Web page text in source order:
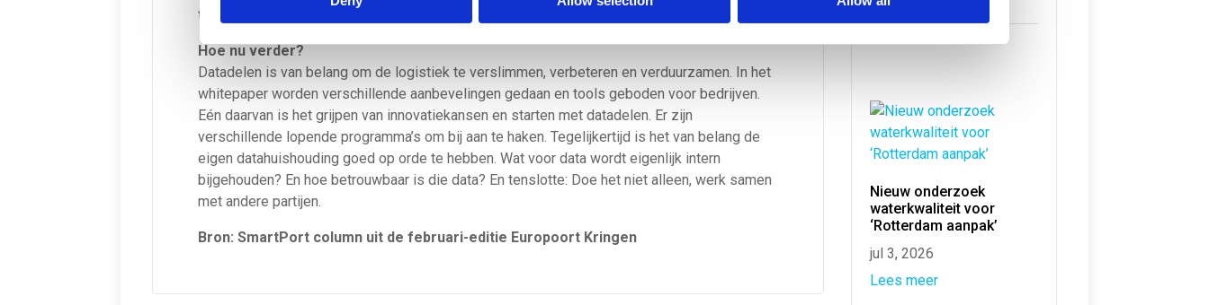
terugkomt. Data is macht en potentieel geld waard.
Hoe nu verder?
Datadelen is van belang om de logistiek te verslimmen, verbeteren en verduurzamen. In het
whitepaper worden verschillende aanbevelingen gedaan en tools geboden voor bedrijven.
Eén daarvan is het grijpen van innovatiekansen en starten met datadelen. Er zijn
verschillende lopende programma’s om bij aan te haken. Tegelijkertijd is het van belang de
eigen datahuishouding goed op orde te hebben. Wat voor data wordt eigenlijk intern
bijgehouden? En hoe betrouwbaar is die data? En tenslotte: Doe het niet alleen, werk samen
met andere partijen.
Bron: SmartPort column uit de februari-editie Europoort Kringen
Nieuw onderzoek
waterkwaliteit voor
‘Rotterdam aanpak’
jul 3, 2026
Lees meer